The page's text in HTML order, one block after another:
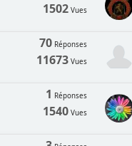
1502Vues
70Réponses
11673Vues
1 Réponses
1540Vues